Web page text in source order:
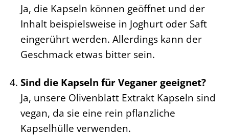
Ja, die Kapseln können geöffnet und der
Inhalt beispielsweise in Joghurt oder Saft
eingerührt werden. Allerdings kann der
Geschmack etwas bitter sein.
Sind die Kapseln für Veganer geeignet?
Ja, unsere Olivenblatt Extrakt Kapseln sind
vegan, da sie eine rein pflanzliche
Kapselhülle verwenden.